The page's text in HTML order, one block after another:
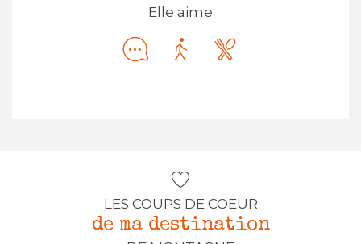
Elle aime
LES COUPS DE COEUR
de ma destination